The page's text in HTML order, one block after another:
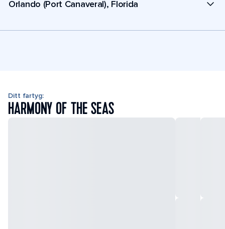
Orlando (Port Canaveral), Florida
Ditt fartyg:
HARMONY OF THE SEAS